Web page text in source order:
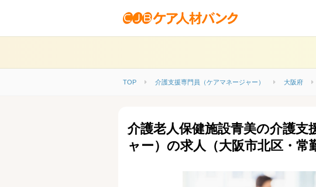
TOP 介護支援専門員（ケアマネージャー） 大阪府
介護老人保健施設青美の介護支
ャー）の求人（大阪市北区・常